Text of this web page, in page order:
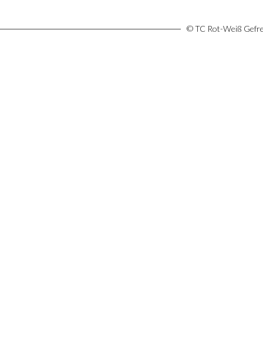
© TC Rot-Weiß